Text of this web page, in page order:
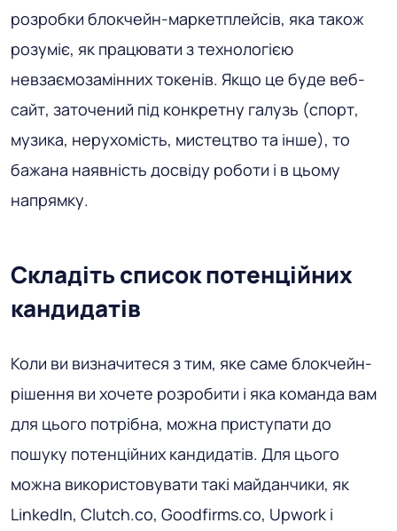
розробки блокчейн-маркетплейсів, яка також
розуміє, як працювати з технологією
невзаємозамінних токенів. Якщо це буде веб-
сайт, заточений під конкретну галузь (спорт,
музика, нерухомість, мистецтво та інше), то
бажана наявність досвіду роботи і в цьому
напрямку.
Складіть список потенційних
кандидатів
Коли ви визначитеся з тим, яке саме блокчейн-
рішення ви хочете розробити і яка команда вам
для цього потрібна, можна приступати до
пошуку потенційних кандидатів. Для цього
можна використовувати такі майданчики, як
LinkedIn, Clutch.co, Goodfirms.co, Upwork і